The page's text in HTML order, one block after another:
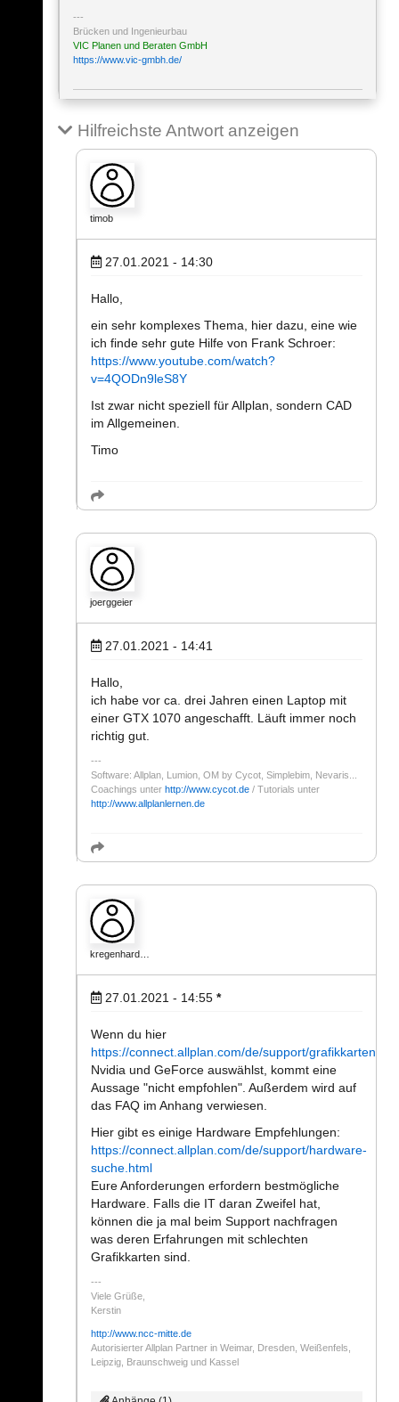
Brücken und Ingenieurbau
VIC Planen und Beraten GmbH
https://www.vic-gmbh.de/
Hilfreichste Antwort anzeigen
timob
27.01.2021 - 14:30
Hallo,
ein sehr komplexes Thema, hier dazu, eine wie
ich finde sehr gute Hilfe von Frank Schroer:
https://www.youtube.com/watch?
v=4QODn9leS8Y
Ist zwar nicht speziell für Allplan, sondern CAD
im Allgemeinen.
Timo
joerggeier
27.01.2021 - 14:41
Hallo,
ich habe vor ca. drei Jahren einen Laptop mit
einer GTX 1070 angeschafft. Läuft immer noch
richtig gut.
Software: Allplan, Lumion, OM by Cycot, Simplebim, Nevaris...
Coachings unter http://www.cycot.de / Tutorials unter
http://www.allplanlernen.de
kregenhard…
27.01.2021 - 14:55 *
Wenn du hier
https://connect.allplan.com/de/support/
Nvidia und GeForce auswählst, kommt eine
Aussage "nicht empfohlen". Außerdem wird auf
das FAQ im Anhang verwiesen.
Hier gibt es einige Hardware Empfehlungen:
https://connect.allplan.com/de/support/hardware-
suche.html
Eure Anforderungen erfordern bestmögliche
Hardware. Falls die IT daran Zweifel hat,
können die ja mal beim Support nachfragen
was deren Erfahrungen mit schlechten
Grafikkarten sind.
Viele Grüße,
Kerstin
http://www.ncc-mitte.de
Autorisierter Allplan Partner in Weimar, Dresden, Weißenfels,
Leipzig, Braunschweig und Kassel